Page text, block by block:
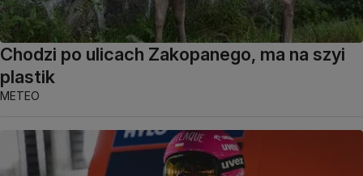
Chodzi po ulicach Zakopanego, ma na szyi
plastik
METEO